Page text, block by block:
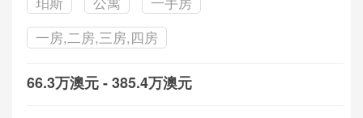
一房,二房,三房,四房
66.3万澳元 - 385.4万澳元